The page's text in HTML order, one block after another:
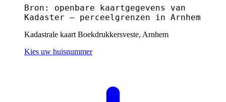
Bron: openbare kaartgegevens van
Kadaster — perceelgrenzen in Arnhem
Kadastrale kaart Boekdrukkersveste, Arnhem
Kies uw huisnummer